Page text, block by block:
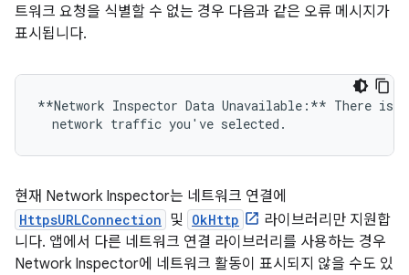
트워크 요청을 식별할 수 없는 경우 다음과 같은 오류 메시지가
표시됩니다.
**Network Inspector Data Unavailable:** There is
현재 Network Inspector는 네트워크 연결에
HttpsURLConnection 및 OkHttp
라이브러리만 지원합
니다. 앱에서 다른 네트워크 연결 라이브러리를 사용하는 경우
Network Inspector에 네트워크 활동이 표시되지 않을 수도 있